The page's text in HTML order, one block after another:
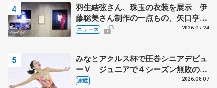
羽生結弦さん、珠玉の衣装を展示 伊
藤聡美さん制作の一点もの、矢口亨さ
んが撮影
ニュース 2026.07.24
みなとアクルス杯で圧巻シニアデビュ
ーＶ ジュニアで４シーズン無敗の島
田麻央
連載 2026.08.07